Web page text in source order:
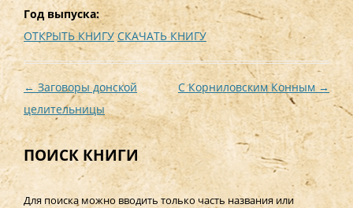
Год выпуска:
ОТКРЫТЬ КНИГУ СКАЧАТЬ КНИГУ
Навигация
по
записям
← Заговоры донской
целительницы
С Корниловским Конным→
ПОИСК КНИГИ
Для поиска можно вводить только часть названия или